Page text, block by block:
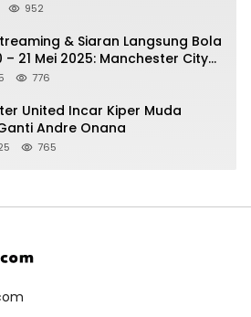
952
& Siaran Langsung Bola
– 21 Mei 2025: Manchester City
776
United Incar Kiper Muda
Andre Onana
765